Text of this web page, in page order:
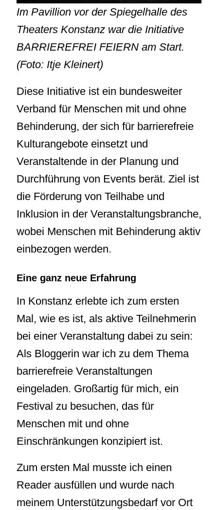
Im Pavillion vor der Spiegelhalle des
Theaters Konstanz war die Initiative
BARRIEREFREI FEIERN am Start.
(Foto: Itje Kleinert)
Diese Initiative ist ein bundesweiter
Verband für Menschen mit und ohne
Behinderung, der sich für barrierefreie
Kulturangebote einsetzt und
Veranstaltende in der Planung und
Durchführung von Events berät. Ziel ist
die Förderung von Teilhabe und
Inklusion in der Veranstaltungsbranche,
wobei Menschen mit Behinderung aktiv
einbezogen werden.
Eine ganz neue Erfahrung
In Konstanz erlebte ich zum ersten
Mal, wie es ist, als aktive Teilnehmerin
bei einer Veranstaltung dabei zu sein:
Als Bloggerin war ich zu dem Thema
barrierefreie Veranstaltungen
eingeladen. Großartig für mich, ein
Festival zu besuchen, das für
Menschen mit und ohne
Einschränkungen konzipiert ist.
Zum ersten Mal musste ich einen
Reader ausfüllen und wurde nach
meinem Unterstützungsbedarf vor Ort